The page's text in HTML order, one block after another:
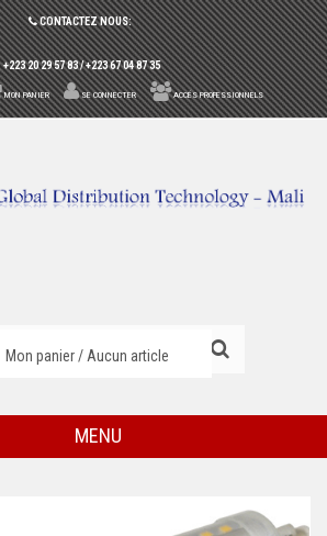
CONTACTEZ NOUS:
+223 20 29 57 83 / +223 67 04 87 35
MON PANIER SE CONNECTER ACCÉS PROFESSIONNELS
Mon panier / Aucun article
MENU